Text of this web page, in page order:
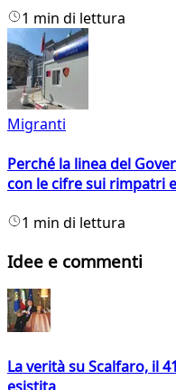
1 min di lettura
Migranti
Perché la linea del
con le cifre sui rimpatri
1 min di lettura
Idee e commenti
La verità su Scalfaro, il
esistita